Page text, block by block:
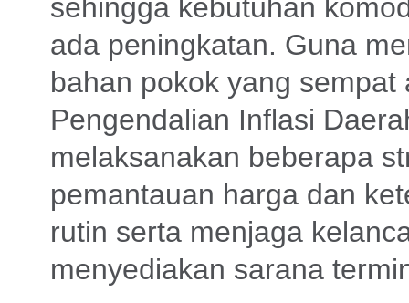
sehingga kebutuhan
ada peningkatan. Guna
bahan pokok yang
Pengendalian Inflasi
melaksanakan beberapa
pemantauan harga dan
rutin serta menjaga
menyediakan sarana